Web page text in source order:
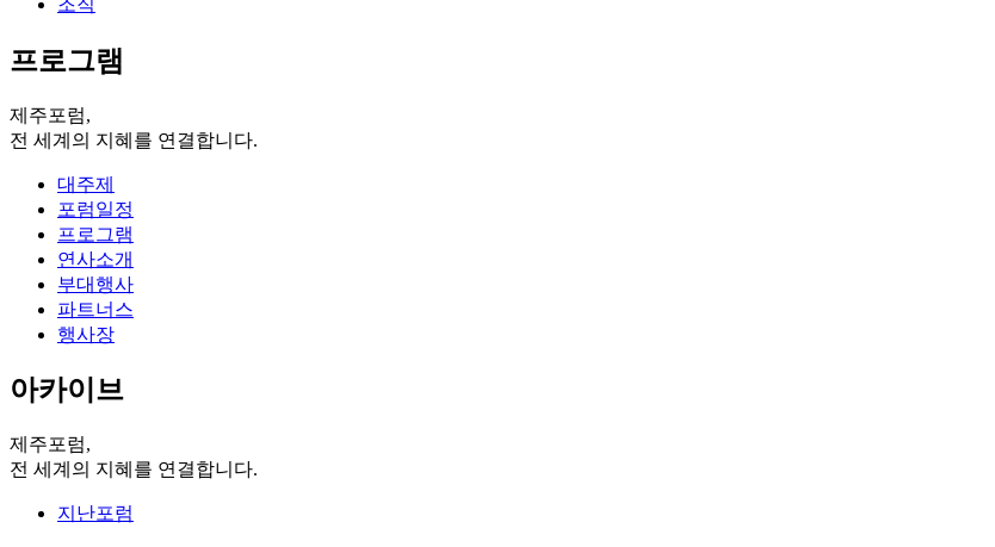
프로그램
제주포럼,
전 세계의 지혜를 연결합니다.
대주제
포럼일정
프로그램
연사소개
부대행사
파트너스
행사장
아카이브
제주포럼,
전 세계의 지혜를 연결합니다.
지난포럼